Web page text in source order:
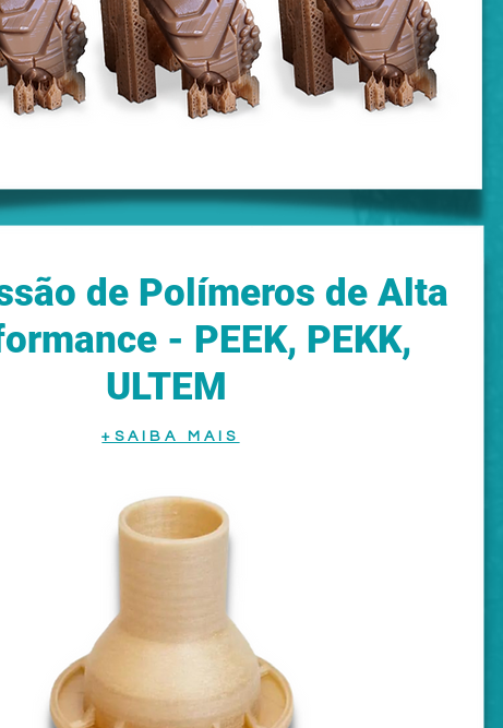
+SAIBA MAIS
de Polímeros de Alta
- PEEK, PEKK,
ULTEM